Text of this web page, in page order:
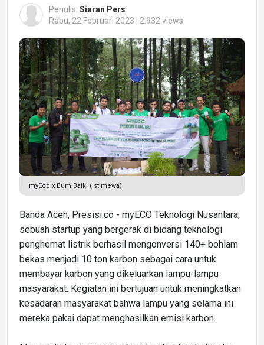
Penulis: Siaran Pers
Rabu, 22 Februari 2023 | 2.932 views
myEco x BumiBaik. (Istimewa)
Banda Aceh, Presisi.co - myECO Teknologi Nusantara,
sebuah startup yang bergerak di bidang teknologi
penghemat listrik berhasil mengonversi 140+ bohlam
bekas menjadi 10 ton karbon sebagai cara untuk
membayar karbon yang dikeluarkan lampu-lampu
masyarakat. Kegiatan ini bertujuan untuk meningkatkan
kesadaran masyarakat bahwa lampu yang selama ini
mereka pakai dapat menghasilkan emisi karbon.